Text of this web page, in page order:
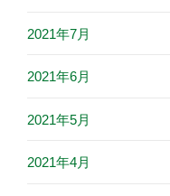
2021年7月
2021年6月
2021年5月
2021年4月